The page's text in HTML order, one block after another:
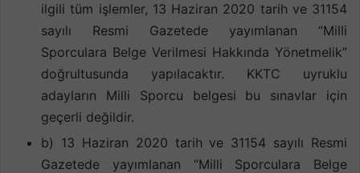
ilgili tüm işlemler, 13 Haziran 2020 tarih ve 31154
sayılı Resmi Gazetede yayımlanan “Milli
Sporculara Belge Verilmesi Hakkında Yönetmelik”
doğrultusunda yapılacaktır. KKTC uyruklu
adayların Milli Sporcu belgesi bu sınavlar için
geçerli değildir.
b) 13 Haziran 2020 tarih ve 31154 sayılı Resmi
Gazetede yayımlanan “Milli Sporculara Belge